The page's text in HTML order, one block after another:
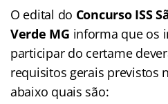
O edital do Concurso ISS
Verde MG informa que os
participar do certame
requisitos gerais previstos
abaixo quais são: